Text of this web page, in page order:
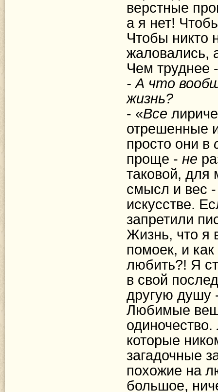
верстные
а я нет!
Чтобы никто
жаловались,
Чем труднее
- А что
жизнь?
- «Все
отрешенные
просто они в
проще - не
таковой, для
смысл и вес -
искусстве.
запретили
Жизнь, что я
помоек, и
любить?! Я
в свой
другую душу
Любимые
которые
загадочные
похожие на
большое,